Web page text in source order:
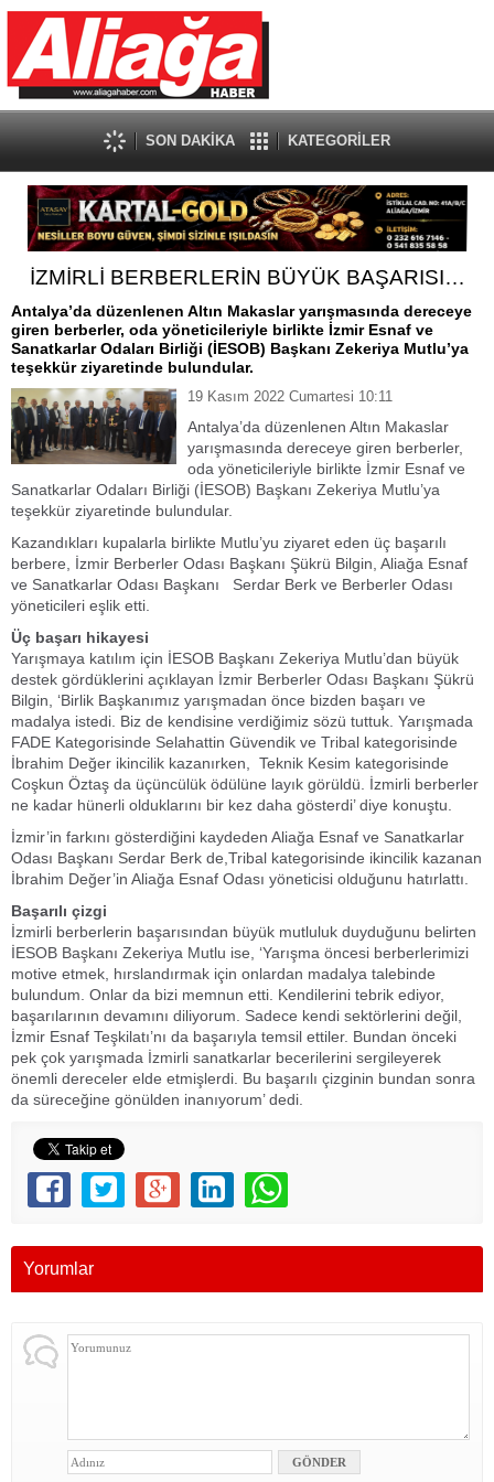
SON DAKİKA KATEGORİLER
İZMİRLİ BERBERLERİN BÜYÜK BAŞARISI…
Antalya’da düzenlenen Altın Makaslar yarışmasında dereceye
giren berberler, oda yöneticileriyle birlikte İzmir Esnaf ve
Sanatkarlar Odaları Birliği (İESOB) Başkanı Zekeriya Mutlu’ya
teşekkür ziyaretinde bulundular.
19 Kasım 2022 Cumartesi 10:11
Antalya’da düzenlenen Altın Makaslar
yarışmasında dereceye giren berberler,
oda yöneticileriyle birlikte İzmir Esnaf ve
Sanatkarlar Odaları Birliği (İESOB) Başkanı Zekeriya Mutlu’ya
teşekkür ziyaretinde bulundular.
Kazandıkları kupalarla birlikte Mutlu’yu ziyaret eden üç başarılı
berbere, İzmir Berberler Odası Başkanı Şükrü Bilgin, Aliağa Esnaf
ve Sanatkarlar Odası Başkanı Serdar Berk ve Berberler Odası
yöneticileri eşlik etti.
Üç başarı hikayesi
Yarışmaya katılım için İESOB Başkanı Zekeriya Mutlu’dan büyük
destek gördüklerini açıklayan İzmir Berberler Odası Başkanı Şükrü
Bilgin, ‘Birlik Başkanımız yarışmadan önce bizden başarı ve
madalya istedi. Biz de kendisine verdiğimiz sözü tuttuk. Yarışmada
FADE Kategorisinde Selahattin Güvendik ve Tribal kategorisinde
İbrahim Değer ikincilik kazanırken, Teknik Kesim kategorisinde
Coşkun Öztaş da üçüncülük ödülüne layık görüldü. İzmirli berberler
ne kadar hünerli olduklarını bir kez daha gösterdi’ diye konuştu.
İzmir’in farkını gösterdiğini kaydeden Aliağa Esnaf ve Sanatkarlar
Odası Başkanı Serdar Berk de,Tribal kategorisinde ikincilik kazanan
İbrahim Değer’in Aliağa Esnaf Odası yöneticisi olduğunu hatırlattı.
Başarılı çizgi
İzmirli berberlerin başarısından büyük mutluluk duyduğunu belirten
İESOB Başkanı Zekeriya Mutlu ise, ‘Yarışma öncesi berberlerimizi
motive etmek, hırslandırmak için onlardan madalya talebinde
bulundum. Onlar da bizi memnun etti. Kendilerini tebrik ediyor,
başarılarının devamını diliyorum. Sadece kendi sektörlerini değil,
İzmir Esnaf Teşkilatı’nı da başarıyla temsil ettiler. Bundan önceki
pek çok yarışmada İzmirli sanatkarlar becerilerini sergileyerek
önemli dereceler elde etmişlerdi. Bu başarılı çizginin bundan sonra
da süreceğine gönülden inanıyorum’ dedi.
Yorumlar